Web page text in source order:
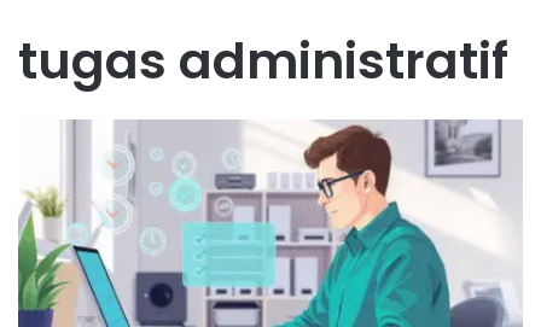
tugas administratif